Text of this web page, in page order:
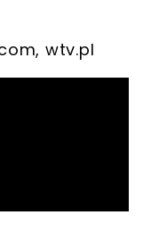
wtv.pl